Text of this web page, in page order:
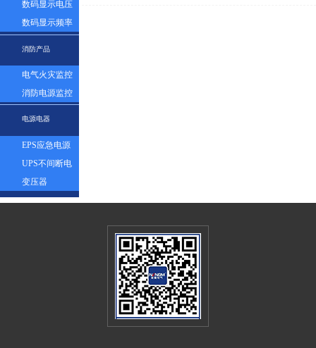
表
数码显示电压
表
数码显示频率
消防产品
电气火灾监控
探测器
消防电源监控
电源电器
EPS应急电源
UPS不间断电
源
变压器